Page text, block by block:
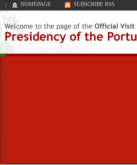
HOMEPAGE SUBSCRIBE RSS